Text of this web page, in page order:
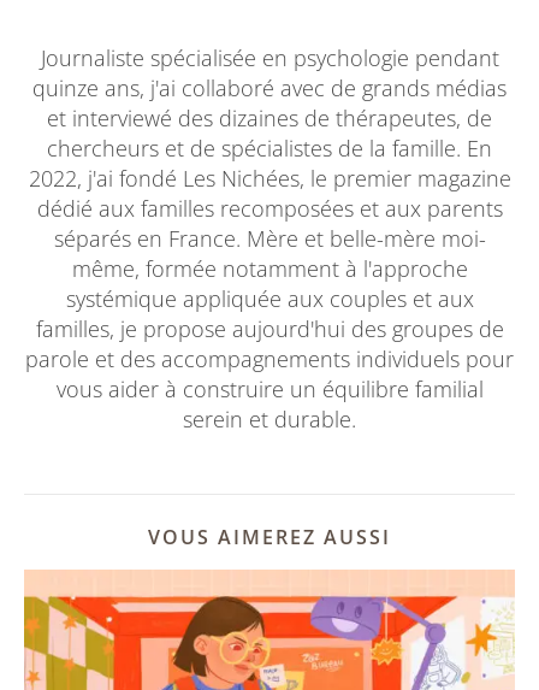
Journaliste spécialisée en psychologie pendant
quinze ans, j'ai collaboré avec de grands médias
et interviewé des dizaines de thérapeutes, de
chercheurs et de spécialistes de la famille. En
2022, j'ai fondé Les Nichées, le premier magazine
dédié aux familles recomposées et aux parents
séparés en France. Mère et belle-mère moi-
même, formée notamment à l'approche
systémique appliquée aux couples et aux
familles, je propose aujourd'hui des groupes de
parole et des accompagnements individuels pour
vous aider à construire un équilibre familial
serein et durable.
VOUS AIMEREZ AUSSI